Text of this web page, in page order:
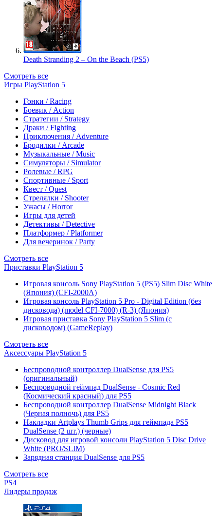
Death Stranding 2 – On the Beach (PS5)
Смотреть все
Игры PlayStation 5
Гонки / Racing
Боевик / Action
Стратегии / Strategy
Драки / Fighting
Приключения / Adventure
Бродилки / Arcade
Музыкальные / Music
Симуляторы / Simulator
Ролевые / RPG
Спортивные / Sport
Квест / Quest
Стрелялки / Shooter
Ужасы / Horror
Игры для детей
Детективы / Detective
Платформер / Platformer
Для вечеринок / Party
Смотреть все
Приставки PlayStation 5
Игровая консоль Sony PlayStation 5 (PS5) Slim Disc White
(Япония) (CFI-2000A)
Игровая консоль PlayStation 5 Pro - Digital Edition (без
дисковода) (model CFI-7000) (R-3) (Япония)
Игровая приставка Sony PlayStation 5 Slim (с
дисководом) (GameReplay)
Смотреть все
Аксессуары PlayStation 5
Беспроводной контроллер DualSense для PS5
(оригинальный)
Беспроводной геймпад DualSense - Cosmic Red
(Космический красный) для PS5
Беспроводной контроллер DualSense Midnight Black
(Черная полночь) для PS5
Накладки Artplays Thumb Grips для геймпада PS5
DualSense (2 шт.) (черные)
Дисковод для игровой консоли PlayStation 5 Disc Drive
White (PRO/SLIM)
Зарядная станция DualSense для PS5
Смотреть все
PS4
Лидеры продаж